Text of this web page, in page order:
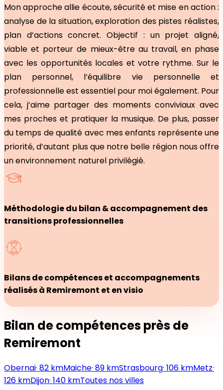
Mon approche allie écoute, sécurité et mise en action :
analyse de la situation, exploration des pistes réalistes,
plan d’actions concret. Objectif : un projet aligné,
viable et porteur de mieux-être au travail, en phase
avec les opportunités locales et votre rythme. Sur le
plan personnel, l’équilibre vie personnelle et
professionnelle est essentiel pour moi également. Pour
cela, j’aime partager des moments conviviaux avec
mes proches et pratiquer la musique. De plus, passer
du temps de qualité avec mes enfants représente une
priorité, d’autant plus que notre belle région nous offre
un environnement naturel privilégié.
Méthodologie du bilan & accompagnement des
transitions professionnelles
Bilans de compétences et accompagnements
réalisés à Remiremont et en visio
Bilan de compétences près de
Remiremont
Obernai· 82 kmMaiche· 89 kmStrasbourg· 106 kmMetz·
126 kmDijon· 140 kmToutes nos villes